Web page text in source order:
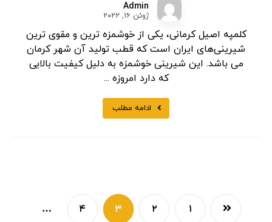
Admin
ژوئن ۱۶, ۲۰۲۲
کلمپه اصیل کرمانی، یکی از خوشمزه ترین و مقوی ترین
شیرینی‌های ایران است که قطب تولید آن شهر کرمان
می باشد. این شیرینی خوشمزه به دلیل کیفیت بالایی
که دارد امروزه ...
ادامه مطلب
۱ ۲ ۳ ۴ …